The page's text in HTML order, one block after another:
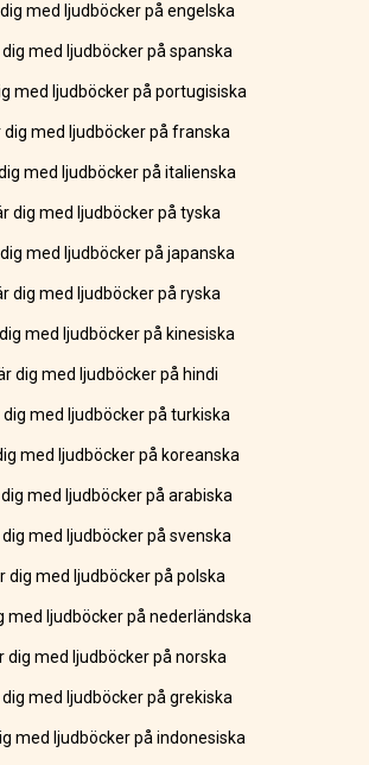
dig med ljudböcker på engelska
dig med ljudböcker på spanska
med ljudböcker på portugisiska
dig med ljudböcker på franska
med ljudböcker på italienska
dig med ljudböcker på tyska
dig med ljudböcker på japanska
dig med ljudböcker på ryska
med ljudböcker på kinesiska
dig med ljudböcker på hindi
dig med ljudböcker på turkiska
med ljudböcker på koreanska
dig med ljudböcker på arabiska
dig med ljudböcker på svenska
dig med ljudböcker på polska
med ljudböcker på nederländska
dig med ljudböcker på norska
dig med ljudböcker på grekiska
med ljudböcker på indonesiska